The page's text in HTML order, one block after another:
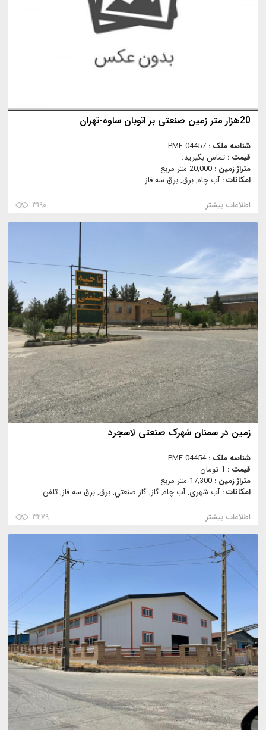
20هزار متر زمین صنعتی بر اتوبان ساوه-تهران
شناسه ملک : PMF-04457
قیمت : تماس بگیرید.
متراژ زمین : 20,000 متر مربع
امکانات :آب چاه, برق, برق سه فاز
اطلاعات بیشتر
۳۱۹۰
زمین در سمنان شهرک صنعتی لاسجرد
شناسه ملک :PMF-04454
قیمت : 1 تومان
متراژ زمین : 17,300 متر مربع
امکانات :آب شهری, آب چاه, گاز, گاز صنعتي, برق, برق سه فاز, تلفن
اطلاعات بیشتر
۳۲۷۹